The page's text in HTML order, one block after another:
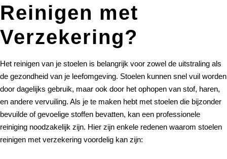
Reinigen met
Verzekering?
Het reinigen van je stoelen is belangrijk voor zowel de uitstraling als
de gezondheid van je leefomgeving. Stoelen kunnen snel vuil worden
door dagelijks gebruik, maar ook door het ophopen van stof, haren,
en andere vervuiling. Als je te maken hebt met stoelen die bijzonder
bevuilde of gevoelige stoffen bevatten, kan een professionele
reiniging noodzakelijk zijn. Hier zijn enkele redenen waarom stoelen
reinigen met verzekering voordelig kan zijn: